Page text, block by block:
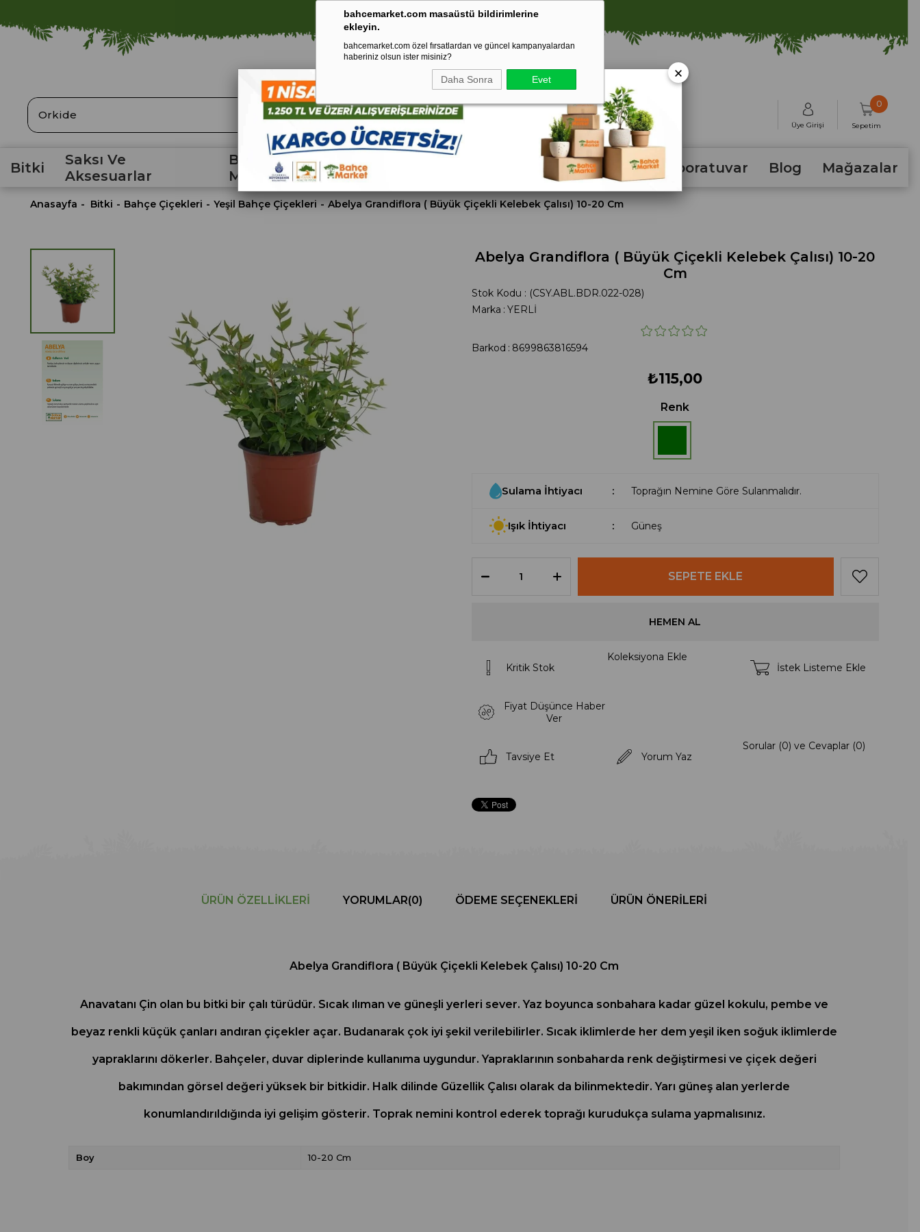
bahcemarket.com masaüstü bildirimlerine
ekleyin.
bahcemarket.com özel fırsatlardan ve güncel kampanyalardan
haberiniz olsun ister misiniz?
Daha Sonra Evet
⚠️ SATIŞLARIMIZ YALNIZCA İSTANBUL İLİ İLE SINIRLIDIR.
ARA
Üye Girişi Sepetim
0
Bitki
Saksı Ve
Aksesuarlar
Bahçe
Malzemeleri
Tohum Laboratuvar Blog Mağazalar
Anasayfa Bitki Bahçe Çiçekleri Yeşil Bahçe Çiçekleri Abelya Grandiflora ( Büyük Çiçekli Kelebek Çalısı) 10-20 Cm
Abelya Grandiflora ( Büyük Çiçekli Kelebek Çalısı) 10-20
Cm
Stok Kodu
(CSY.ABL.BDR.022-028)
Marka : YERLİ
Barkod : 8699863816594
₺115,00
Renk
Sulama İhtiyacı Toprağın Nemine Göre Sulanmalıdır.
Işık İhtiyacı Güneş
Kritik Stok
Koleksiyona Ekle
İstek Listeme Ekle
Fiyat Düşünce Haber
Ver
Tavsiye Et Yorum Yaz
Sorular (0) ve Cevaplar (0)
ÜRÜN ÖZELLIKLERI YORUMLAR(0) ÖDEME SEÇENEKLERI ÜRÜN ÖNERILERI
Abelya Grandiflora ( Büyük Çiçekli Kelebek Çalısı) 10-20 Cm
Anavatanı Çin olan bu bitki bir çalı türüdür. Sıcak ılıman ve güneşli yerleri sever. Yaz boyunca sonbahara kadar güzel kokulu, pembe ve
beyaz renkli küçük çanları andıran çiçekler açar. Budanarak çok iyi şekil verilebilirler. Sıcak iklimlerde her dem yeşil iken soğuk iklimlerde
yapraklarını dökerler. Bahçeler, duvar diplerinde kullanıma uygundur. Yapraklarının sonbaharda renk değiştirmesi ve çiçek değeri
bakımından görsel değeri yüksek bir bitkidir. Halk dilinde Güzellik Çalısı olarak da bilinmektedir. Yarı güneş alan yerlerde
konumlandırıldığında iyi gelişim gösterir. Toprak nemini kontrol ederek toprağı kurudukça sulama yapmalısınız.
Boy 10-20 Cm
×